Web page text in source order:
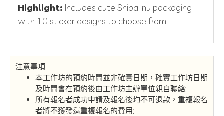
注意事項
本工作坊的預約時間並非確實日期，確實工作坊日期
及時間會在預約後由工作坊主辦單位親自聯絡;
所有報名者成功申請及報名後均不可退款，重複報名
者將不獲發還重複報名的費用;
Highlight: Includes cute Shiba Inu packaging
with 10 sticker designs to choose from.